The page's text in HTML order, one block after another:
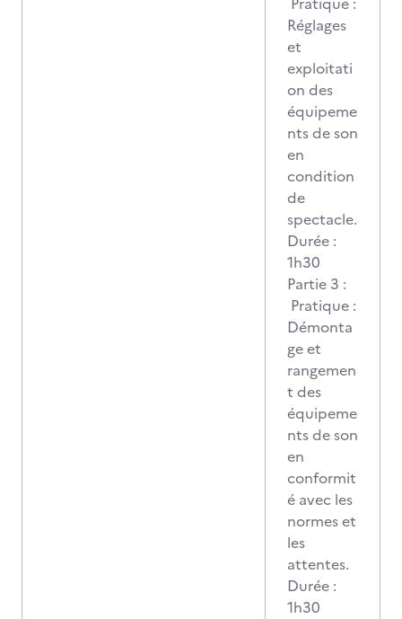
Réglages
et
exploitati
on des
équipeme
nts de son
en
condition
de
spectacle.
Durée :
1h30
Partie 3 :
Pratique :
Démonta
ge et
rangemen
t des
équipeme
nts de son
en
conformit
é avec les
normes et
les
attentes.
Durée :
1h30